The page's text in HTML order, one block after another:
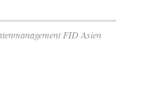
FID Asien